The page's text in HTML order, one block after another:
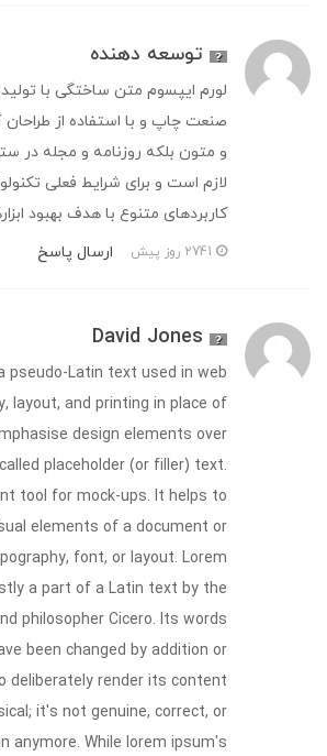
توسعه دهنده
لورم ایپسوم متن ساختگی با
صنعت چاپ و با استفاده از
و متون بلکه روزنامه و مجله در
لازم است و برای شرایط فعلی
کاربردهای متنوع با هدف بهبود
ارسال پاسخ
David Jones
pseudo-Latin text used in web
layout, and printing in place of
design elements over
placeholder (or filler) text.
tool for mock-ups. It helps to
elements of a document or
font, or layout. Lorem
a part of a Latin text by the
philosopher Cicero. Its words
been changed by addition or
deliberately render its content
it's not genuine, correct, or
anymore. While lorem ipsum's